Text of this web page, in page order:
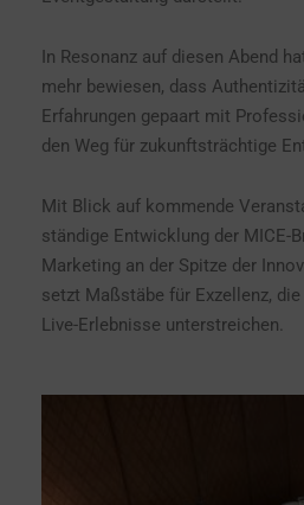
In Resonanz auf diesen Abend
mehr bewiesen, dass
Erfahrungen gepaart mit
den Weg für zukunftsträchtige
Mit Blick auf kommende
ständige Entwicklung der MICE-
Marketing an der Spitze der
setzt Maßstäbe für Exzellenz,
Live-Erlebnisse unterstreichen.